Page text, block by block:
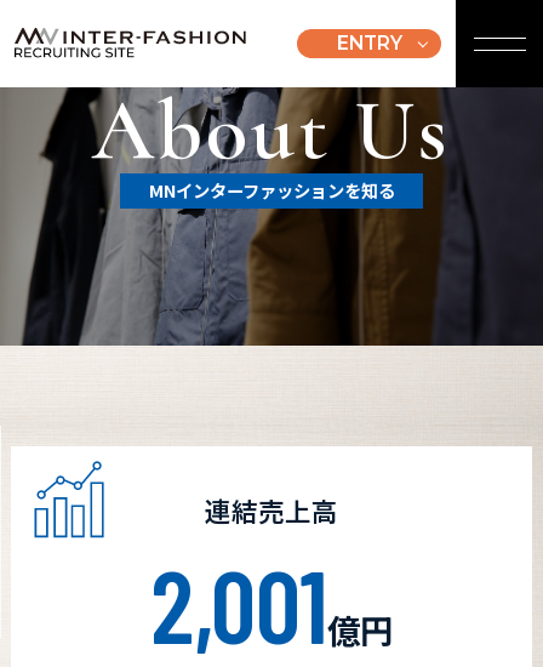
ENTRY
About Us
MNインターファッションを知る
連結売上高
2,001億円